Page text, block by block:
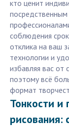
кто ценит
посредственным
соблюдения
отклика на ваш
технологии и
избавляя вас от
поэтому всё
формат
Тонкости и
рисования: